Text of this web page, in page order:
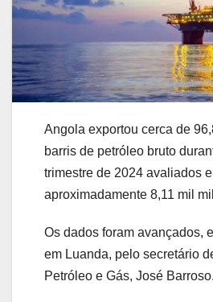
Angola exportou cerca de
barris de petróleo bruto
trimestre de 2024 avaliados
aproximadamente 8,11 mil
Os dados foram avançados,
em Luanda, pelo secretário
Petróleo e Gás, José Barroso.